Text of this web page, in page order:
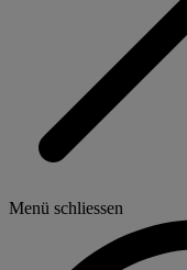
Menü schliessen